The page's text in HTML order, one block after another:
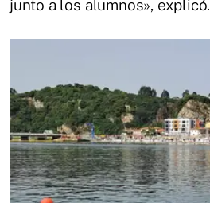
junto a los alumnos», explicó.